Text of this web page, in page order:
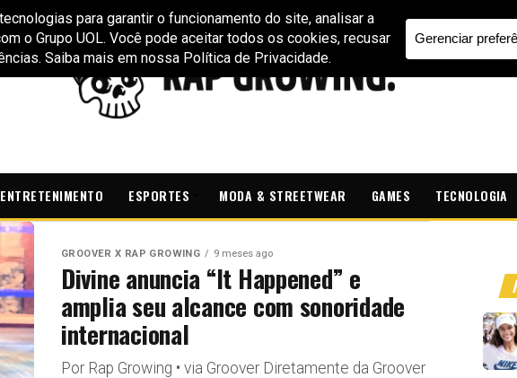
ENTRETENIMENTO ESPORTES MODA & STREETWEAR GAMES TECNOLOGIA
GROOVER X RAP GROWING 9 meses ago
Divine anuncia “It Happened” e
amplia seu alcance com sonoridade
internacional
Por Rap Growing • via Groover Diretamente da Groover